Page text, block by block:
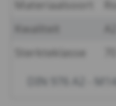
links
DIN 976 A2 -
Materiaalsoort
Kwaliteit
Sterkteklasse